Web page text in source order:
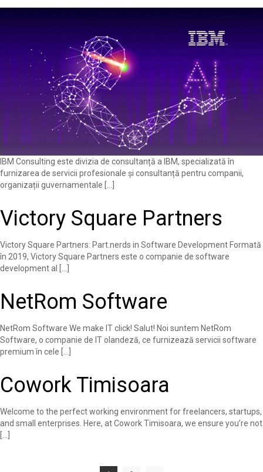
IBM Consulting este divizia de consultanță a IBM, specializată în
furnizarea de servicii profesionale și consultanță pentru companii,
organizații guvernamentale […]
Victory Square Partners
Victory Square Partners: Part.nerds in Software Development Formată
în 2019, Victory Square Partners este o companie de software
development al […]
NetRom Software
NetRom Software We make IT click! Salut! Noi suntem NetRom
Software, o companie de IT olandeză, ce furnizează servicii software
premium în cele […]
Cowork Timisoara
Welcome to the perfect working environment for freelancers, startups,
and small enterprises. Here, at Cowork Timisoara, we ensure you’re not